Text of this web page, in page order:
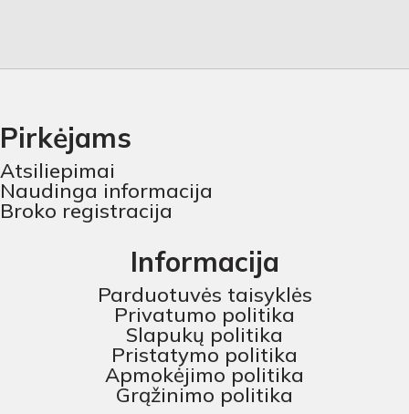
Pirkėjams
Atsiliepimai
Naudinga informacija
Broko registracija
Informacija
Parduotuvės taisyklės
Privatumo politika
Slapukų politika
Pristatymo politika
Apmokėjimo politika
Grąžinimo politika